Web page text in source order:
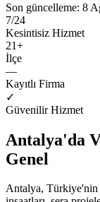
Son güncelleme: 8
7/24
Kesintisiz Hizmet
21+
İlçe
—
Kayıtlı Firma
✓
Güvenilir Hizmet
Antalya'da
Genel
Antalya, Türkiye'nin